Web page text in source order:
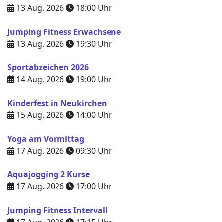
13 Aug. 2026
18:00 Uhr
Jumping Fitness Erwachsene
13 Aug. 2026
19:30 Uhr
Sportabzeichen 2026
14 Aug. 2026
19:00 Uhr
Kinderfest in Neukirchen
15 Aug. 2026
14:00 Uhr
Yoga am Vormittag
17 Aug. 2026
09:30 Uhr
Aquajogging 2 Kurse
17 Aug. 2026
17:00 Uhr
Jumping Fitness Intervall